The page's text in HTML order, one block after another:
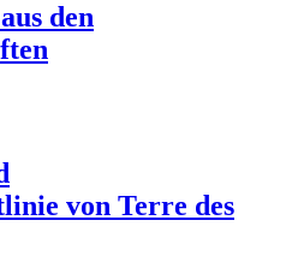
den
von Terre des